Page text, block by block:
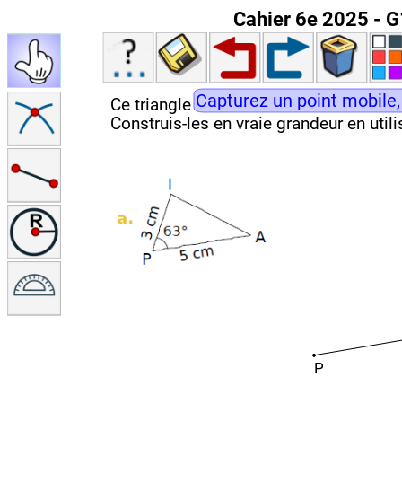
Cahier 6e 2025 -
Ce triangle est tracé à main levée.
Construis-les en vraie grandeur en
P
Capturez un point